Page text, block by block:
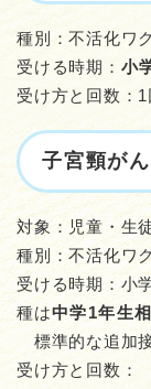
種別：不活化ワ
受ける時期： 小
受け方と回数：
子宮頸がん
対象：児童・生
種別：不活化ワ
受ける時期：小
種は中学1年生相
標準的な追加
受け方と回数：